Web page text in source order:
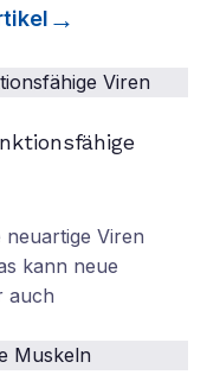
Viren
kann neue
auch